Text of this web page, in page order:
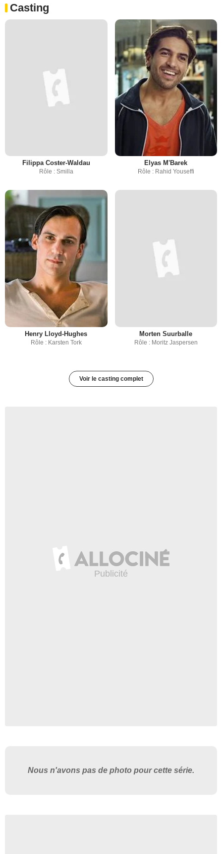
Casting
Filippa Coster-Waldau
Rôle : Smilla
Elyas M'Barek
Rôle : Rahid Youseffi
Henry Lloyd-Hughes
Rôle : Karsten Tork
Morten Suurballe
Rôle : Moritz Jaspersen
Voir le casting complet
Nous n'avons pas de photo pour cette série.